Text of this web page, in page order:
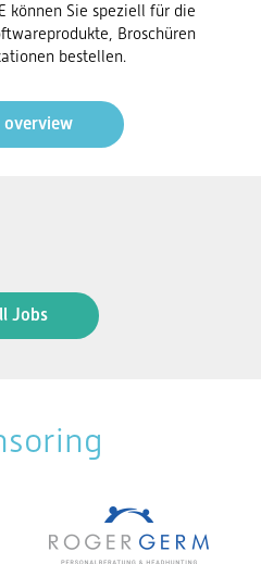
können Sie speziell für die
Broschüren
bestellen.
overview
Jobs